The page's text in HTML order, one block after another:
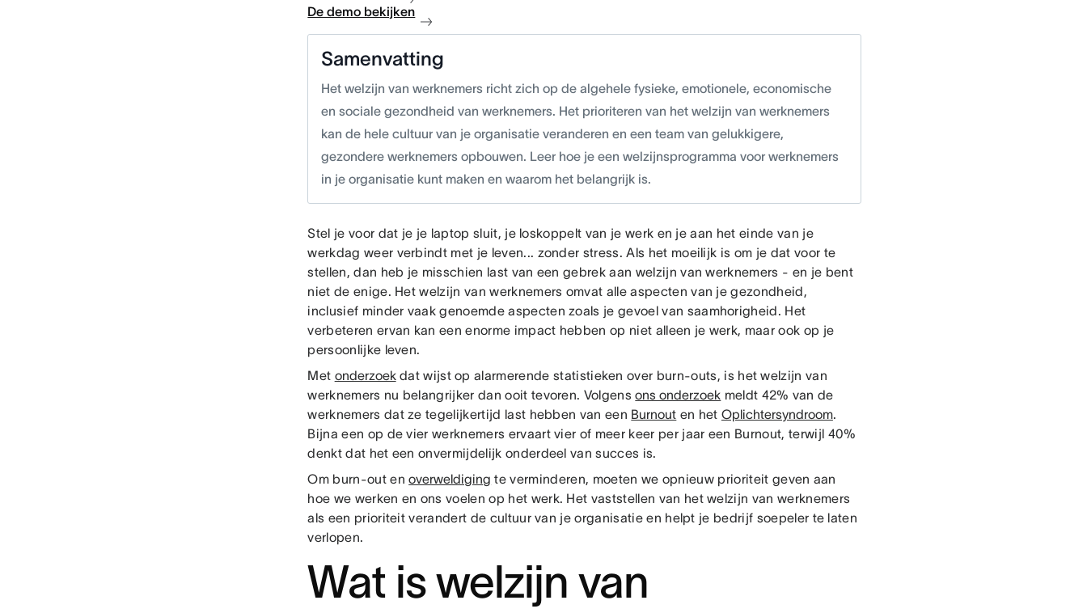
De demo bekijken
Samenvatting
Het welzijn van werknemers richt zich op de algehele fysieke, emotionele, economische
en sociale gezondheid van werknemers. Het prioriteren van het welzijn van werknemers
kan de hele cultuur van je organisatie veranderen en een team van gelukkigere,
gezondere werknemers opbouwen. Leer hoe je een welzijnsprogramma voor werknemers
in je organisatie kunt maken en waarom het belangrijk is.
Stel je voor dat je je laptop sluit, je loskoppelt van je werk en je aan het einde van je
werkdag weer verbindt met je leven... zonder stress. Als het moeilijk is om je dat voor te
stellen, dan heb je misschien last van een gebrek aan welzijn van werknemers - en je bent
niet de enige. Het welzijn van werknemers omvat alle aspecten van je gezondheid,
inclusief minder vaak genoemde aspecten zoals je gevoel van saamhorigheid. Het
verbeteren ervan kan een enorme impact hebben op niet alleen je werk, maar ook op je
persoonlijke leven.
Met onderzoekdat wijst op alarmerende statistieken over burn-outs, is het welzijn van
werknemers nu belangrijker dan ooit tevoren. Volgensons onderzoek meldt 42% van de
werknemers dat ze tegelijkertijd last hebben van een Burnout en het Oplichtersyndroom.
Bijna een op de vier werknemers ervaart vier of meer keer per jaar een Burnout, terwijl 40%
denkt dat het een onvermijdelijk onderdeel van succes is.
Om burn-out enoverweldiging te verminderen, moeten we opnieuw prioriteit geven aan
hoe we werken en ons voelen op het werk. Het vaststellen van het welzijn van werknemers
als een prioriteit verandert de cultuur van je organisatie en helpt je bedrijf soepeler te laten
verlopen.
Wat is welzijn van